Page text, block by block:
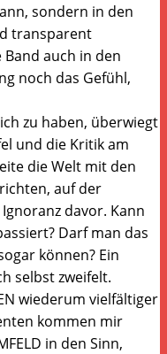
sondern in den
transparent
auch in den
noch das Gefühl,
zu haben, überwiegt
und die Kritik am
die Welt mit den
auf der
davor. Kann
Darf man das
können? Ein
selbst zweifelt.
wiederum vielfältiger
kommen mir
in den Sinn,